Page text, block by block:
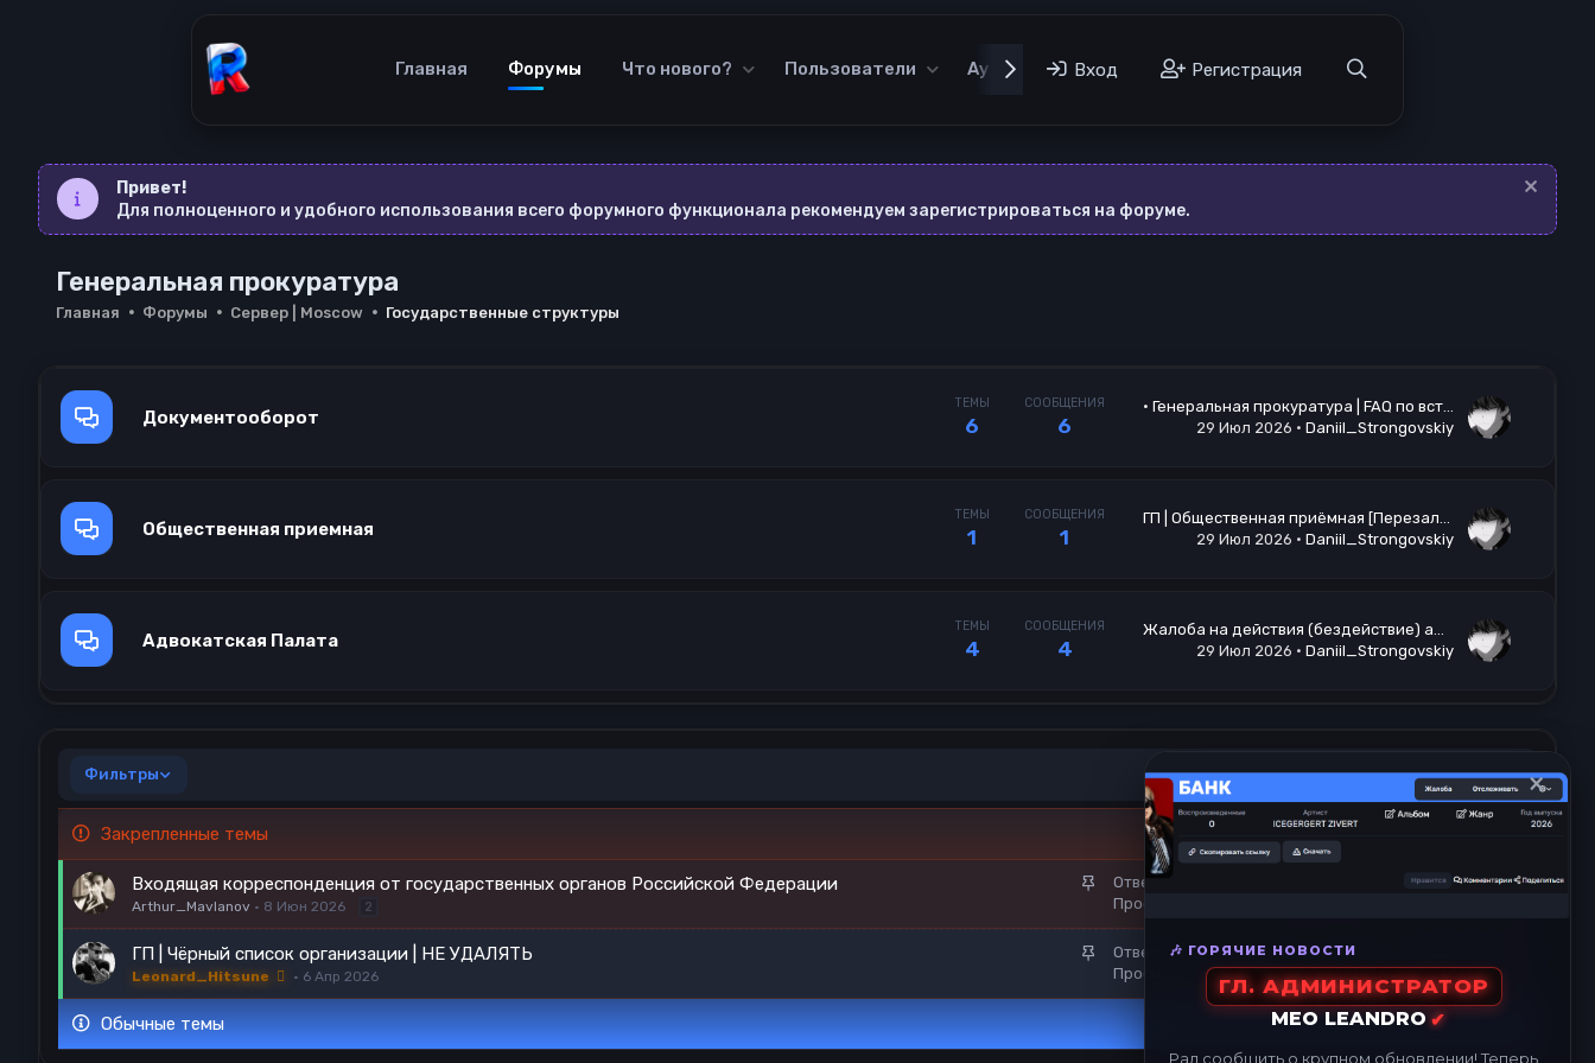
Главная Форумы Что нового? Пользователи Аудиотека Вход Регистрация
Привет!
Для полноценного и удобного использования всего форумного функционала рекомендуем зарегистрироваться на форуме.
Генеральная прокуратура
Главная Форумы Сервер | Moscow Государственные структуры
Документооборот
ТЕМЫ
6
СООБЩЕНИЯ
6
29 Июл 2026
Daniil_Strongovskiy
Общественная приемная
ТЕМЫ
1
СООБЩЕНИЯ
1
29 Июл 2026
Daniil_Strongovskiy
Адвокатская Палата
ТЕМЫ
4
СООБЩЕНИЯ
4
29 Июл 2026
Daniil_Strongovskiy
Фильтры
Закрепленные темы
З
к
р
п
л
е
Входящая корреспонденция от государственных органов Российской Федерации
Arthur_Mavlanov 8 Июн 2026 2
Ответы
Просмотры
28 Июл 2026
З
к
р
е
ГП | Чёрный список организации | НЕ УДАЛЯТЬ
Leonard_Hitsune 6 Апр 2026
Ответы
1
Просмотры
181
Svyatoy_Robert
Обычные темы
×
🎶 ГОРЯЧИЕ НОВОСТИ
ГЛ. АДМИНИСТРАТОР
MEO LEANDRO ✔
Рад сообщить о крупном обновлении! Теперь